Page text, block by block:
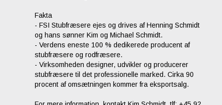
Fakta
- FSI Stubfræsere ejes og drives af Henning Schmidt
og hans sønner Kim og Michael Schmidt.
- Verdens eneste 100 % dedikerede producent af
stubfræsere og rodfræsere.
- Virksomheden designer, udvikler og producerer
stubfræsere til det professionelle marked. Cirka 90
procent af omsætningen kommer fra eksportsalg.